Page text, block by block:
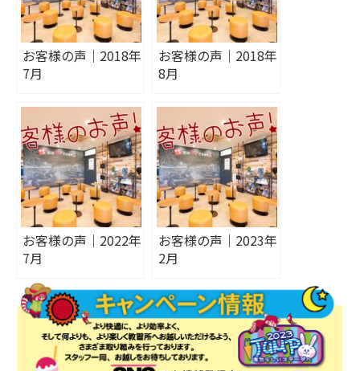
お客様の声｜2018年
7月
お客様の声｜2018年
8月
お客様の声｜2022年
7月
お客様の声｜2023年
2月